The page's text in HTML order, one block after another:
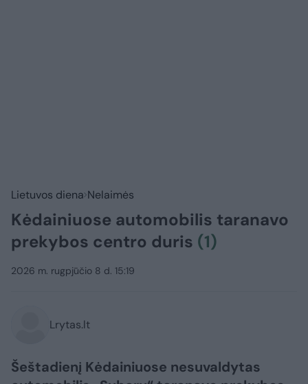
Lietuvos diena Nelaimės
Kėdainiuose automobilis taranavo
prekybos centro duris (1)
2026 m. rugpjūčio 8 d. 15:19
Lrytas.lt
Šeštadienį Kėdainiuose nesuvaldytas